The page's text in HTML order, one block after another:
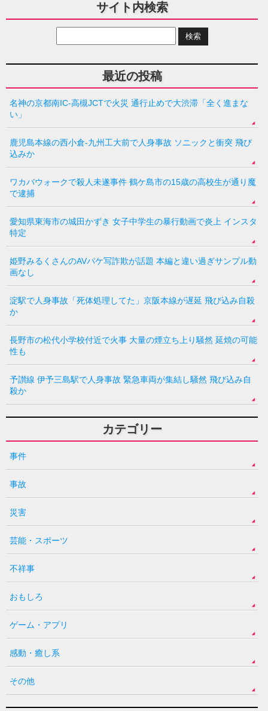
サイト内検索
最近の投稿
名神の京都南IC-高槻JCTで火災 通行止めで大渋滞「全く進まな
い」
鹿児島本線の西小倉-九州工大前で人身事故 ソニックと衝突 飛び
込みか
ワカバウォークで殺人未遂事件 鶴ケ島市の15歳の高校生が通り魔
で逮捕
愛知県東海市の城田かずき 女子中学生の暴行動画で炎上 インスタ
特定
姫野みるくさんのAVパケ写詐欺が話題 本編と違い過ぎサンプル動
画なし
淀駅で人身事故「死体処理してた」京阪本線が遅延 飛び込み自殺
か
長野市の松代小学校付近で火事 大量の煙立ち上り騒然 延焼の可能
性も
予讃線 伊予三島駅で人身事故 緊急車両が集結し騒然 飛び込み自
殺か
カテゴリー
事件
事故
災害
芸能・スポーツ
不祥事
おもしろ
ゲーム・アプリ
感動・癒し系
その他